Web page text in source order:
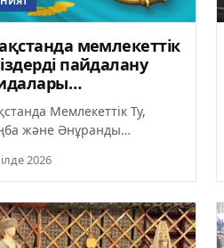
мемлекеттік
пайдалану
не өзгерді?
Мемлекеттік Ту,
және Әнұранды
енгізілді. Жаңартылған
2026